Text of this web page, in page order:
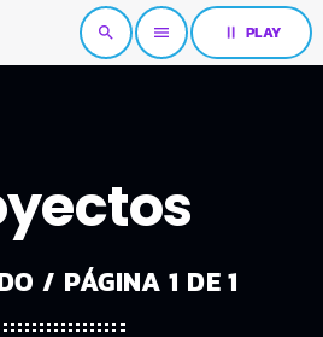
search menu pause PLAY
/ PÁGINA 1 DE 1